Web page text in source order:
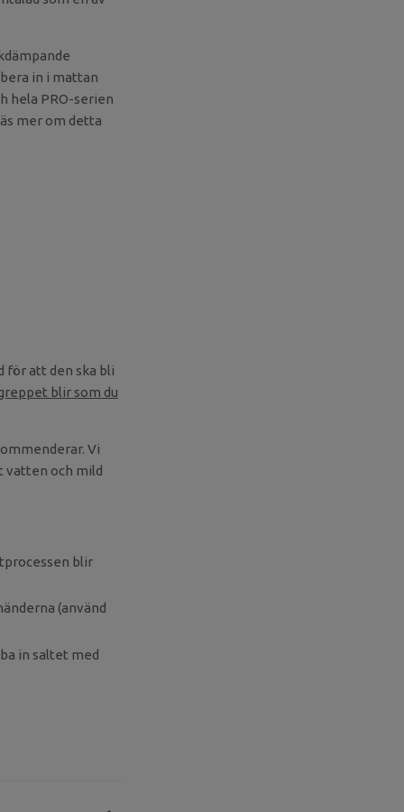
in i mattan
hela PRO-serien
mer om detta
för att den ska bli
blir som du
Vi
vatten och mild
blir
(använd
in saltet med